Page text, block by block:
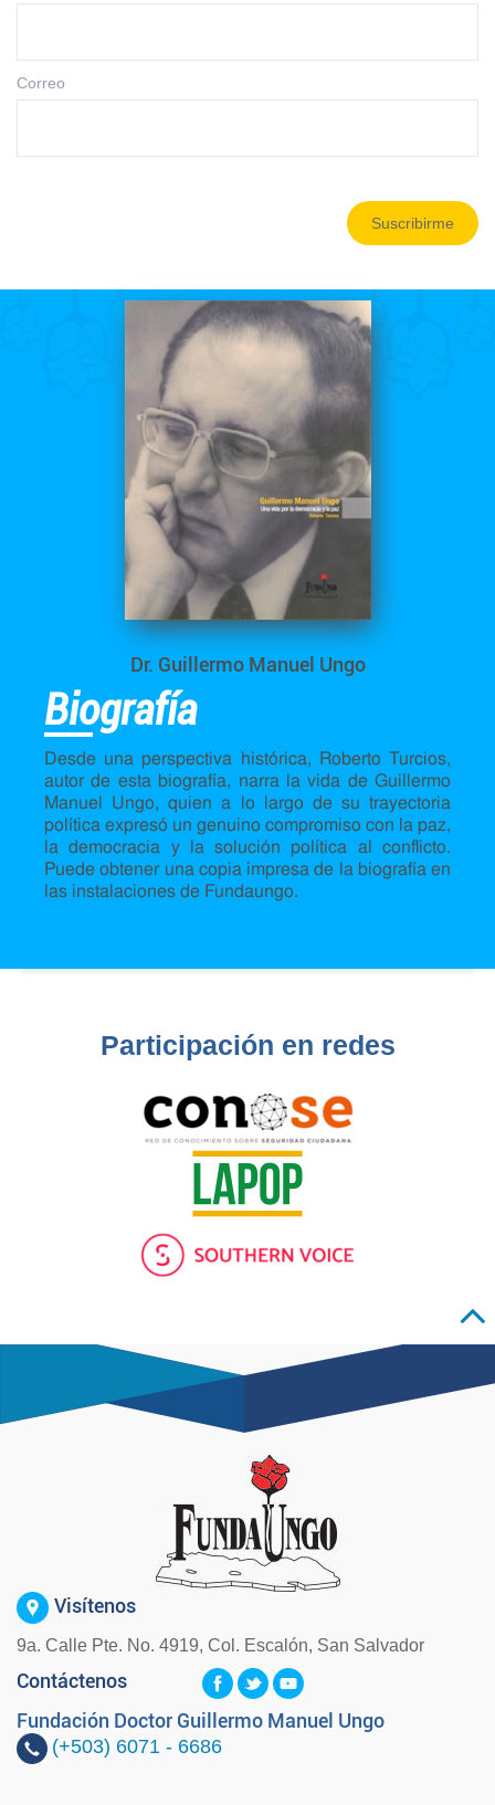
Correo
Suscribirme
Dr. Guillermo Manuel Ungo
Biografía
Desde una perspectiva histórica, Roberto Turcios,
autor de esta biografía, narra la vida de Guillermo
Manuel Ungo, quien a lo largo de su trayectoria
política expresó un genuino compromiso con la paz,
la democracia y la solución política al conflicto.
Puede obtener una copia impresa de la biografía en
las instalaciones de Fundaungo.
Participación en redes
Visítenos
9a. Calle Pte. No. 4919, Col. Escalón, San Salvador
Contáctenos
Fundación Doctor Guillermo Manuel Ungo
(+503) 6071 - 6686